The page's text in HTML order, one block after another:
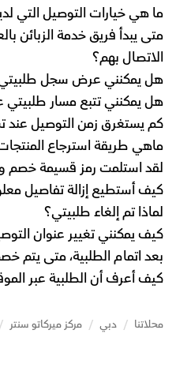
ما هي خيارات التوصيل التي
متى يبدأ فريق خدمة الزبائن
الاتصال بهم؟
هل يمكنني عرض سجل
هل يمكنني تتبع مسار طلبيتي
كم يستغرق زمن التوصيل عند
ماهي طريقة استرجاع
لقد استلمت رمز قسيمة خصم
كيف أستطيع إزالة تفاصيل
لماذا تم إلغاء طلبيتي؟
كيف يمكنني تغيير عنوان
بعد اتمام الطلبية، متى يتم
كيف أعرف أن الطلبية عبر
محلاتنا / دبي / مركز ميركاتو سنتر /